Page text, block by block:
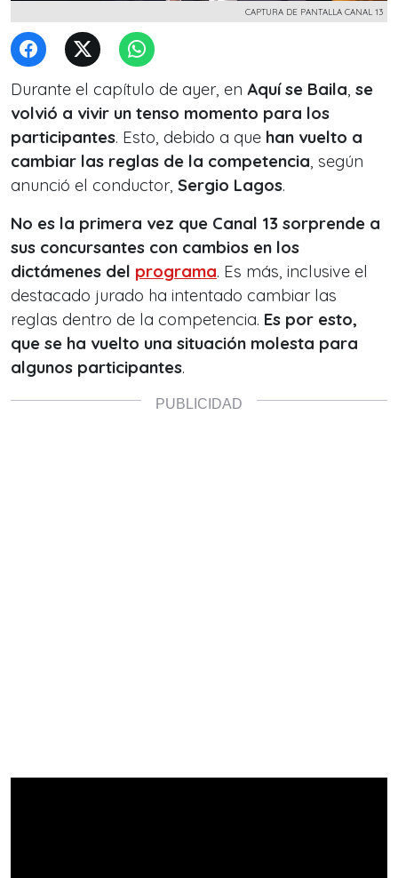
CAPTURA DE PANTALLA CANAL 13
Durante el capítulo de ayer, en Aquí se Baila se
volvió a vivir un tenso momento para los
participantes. Esto, debido a que han vuelto a
cambiar las reglas de la competencia , según
anunció el conductor, Sergio Lagos.
No es la primera vez que Canal 13 sorprende a
sus concursantes con cambios en los
dictámenes del programa. Es más, inclusive el
destacado jurado ha intentado cambiar las
reglas dentro de la competencia. Es por esto,
que se ha vuelto una situación molesta para
algunos participantes.